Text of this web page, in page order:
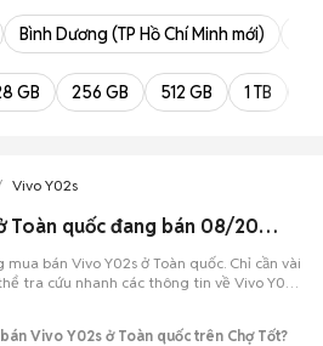
Bình Dương (TP Hồ Chí Minh mới)
GB 256 GB 512 GB 1 TB
Vivo Y02s
Điện thoại Vivo Y02s ở Toàn quốc đang bán 08/2026
bán Vivo Y02s ở Toàn quốc. Chỉ cần vài
tra cứu nhanh các thông tin về Vivo Y02s
Vivo Y02s ở Toàn quốc trên Chợ Tốt?